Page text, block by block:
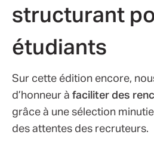
structurant
étudiants
Sur cette édition encore,
d’honneur à faciliter des
grâce à une sélection
des attentes des recruteurs.